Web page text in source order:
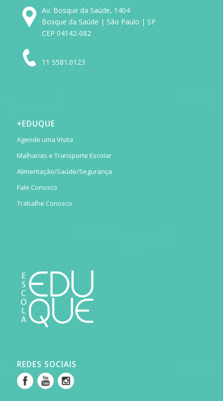
Av. Bosque da Saúde, 1404
Bosque da Saúde | São Paulo | SP
CEP 04142-082
11 5581.0123
+EDUQUE
Agende uma Visita
Malharias e Transporte Escolar
Alimentação/Saúde/Segurança
Fale Conosco
Trabalhe Conosco
REDES SOCIAIS